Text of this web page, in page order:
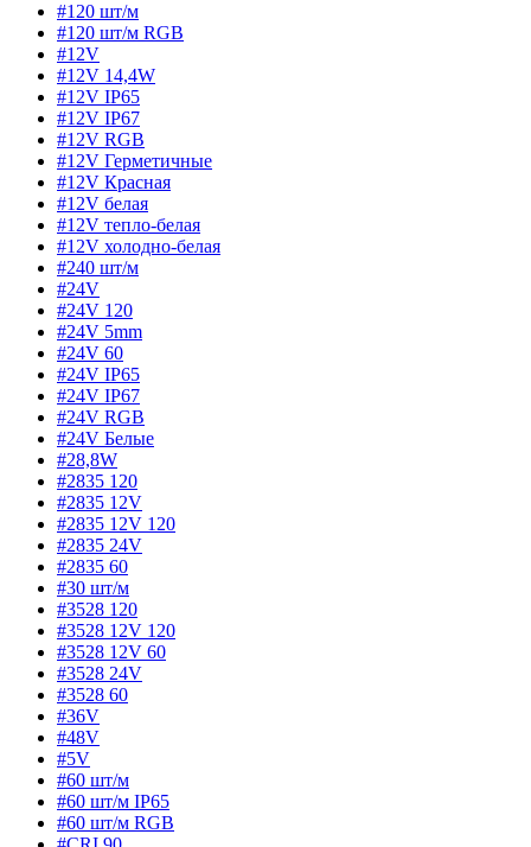
#120 шт/м
#120 шт/м RGB
#12V
#12V 14,4W
#12V IP65
#12V IP67
#12V RGB
#12V Герметичные
#12V Красная
#12V белая
#12V тепло-белая
#12V холодно-белая
#240 шт/м
#24V
#24V 120
#24V 5mm
#24V 60
#24V IP65
#24V IP67
#24V RGB
#24V Белые
#28,8W
#2835 120
#2835 12V
#2835 12V 120
#2835 24V
#2835 60
#30 шт/м
#3528 120
#3528 12V 120
#3528 12V 60
#3528 24V
#3528 60
#36V
#48V
#5V
#60 шт/м
#60 шт/м IP65
#60 шт/м RGB